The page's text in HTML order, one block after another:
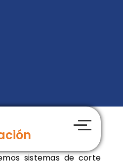
sistemas de corte